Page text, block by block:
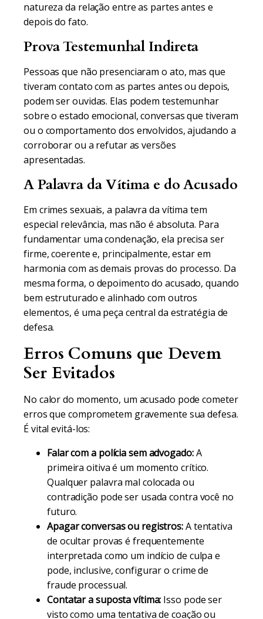
natureza da relação entre as partes antes e
depois do fato.
Prova Testemunhal Indireta
Pessoas que não presenciaram o ato, mas que
tiveram contato com as partes antes ou depois,
podem ser ouvidas. Elas podem testemunhar
sobre o estado emocional, conversas que tiveram
ou o comportamento dos envolvidos, ajudando a
corroborar ou a refutar as versões
apresentadas.
A Palavra da Vítima e do Acusado
Em crimes sexuais, a palavra da vítima tem
especial relevância, mas não é absoluta. Para
fundamentar uma condenação, ela precisa ser
firme, coerente e, principalmente, estar em
harmonia com as demais provas do processo. Da
mesma forma, o depoimento do acusado, quando
bem estruturado e alinhado com outros
elementos, é uma peça central da estratégia de
defesa.
Erros Comuns que Devem
Ser Evitados
No calor do momento, um acusado pode cometer
erros que comprometem gravemente sua defesa.
É vital evitá-los:
Falar com a polícia sem advogado:A
primeira oitiva é um momento crítico.
Qualquer palavra mal colocada ou
contradição pode ser usada contra você no
futuro.
Apagar conversas ou registros:A tentativa
de ocultar provas é frequentemente
interpretada como um indício de culpa e
pode, inclusive, configurar o crime de
fraude processual.
Contatar a suposta vítima: Isso pode ser
visto como uma tentativa de coação ou